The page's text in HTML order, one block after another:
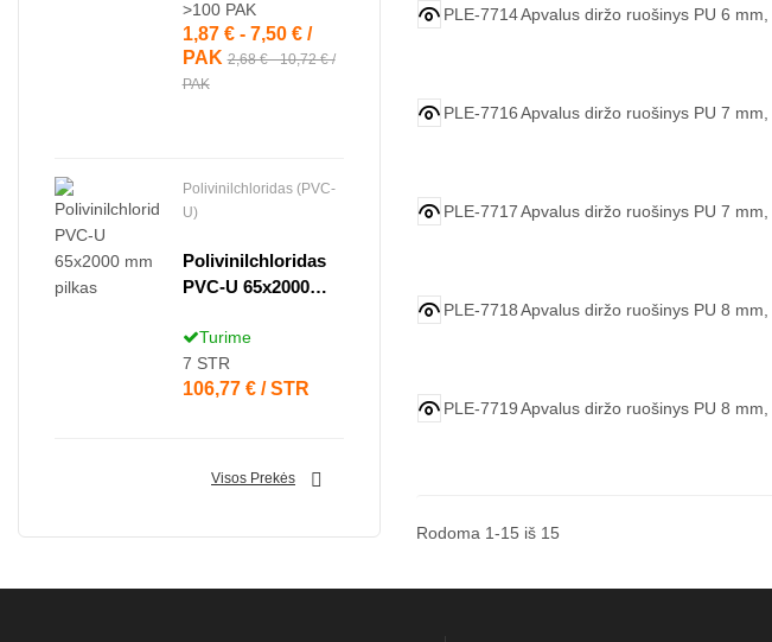
>100 PAK
Kaina
1,87 € - 7,50 € /
PAK2,68 € - 10,72 € /
PAK
Polivinilchloridas (PVC-
U)
Polivinilchloridas
PVC-U 65x2000
Turime
7 STR
Kaina
106,77 € / STR
Visos Prekės 
PLE-7714Apvalus diržo ruošinys PU 6
PLE-7716Apvalus diržo ruošinys PU 7
PLE-7717Apvalus diržo ruošinys PU 7
PLE-7718Apvalus diržo ruošinys PU 8
PLE-7719Apvalus diržo ruošinys PU 8
Rodoma 1-15 iš 15